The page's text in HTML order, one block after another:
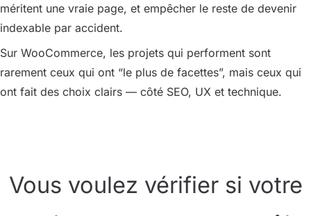
méritent une vraie page, et empêcher le reste de devenir
indexable par accident.
Sur WooCommerce, les projets qui performent sont
rarement ceux qui ont “le plus de facettes”, mais ceux qui
ont fait des choix clairs — côté SEO, UX et technique.
Vous voulez vérifier si votre